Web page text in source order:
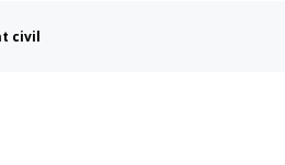
civil